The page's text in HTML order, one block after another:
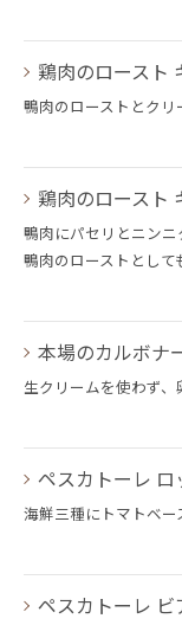
鶏肉のロースト
鴨肉のローストとクリ
鶏肉のロースト
鴨肉にパセリとニンニ
鴨肉のローストとして
本場のカルボナ
生クリームを使わず、
ペスカトーレ
海鮮三種にトマトベー
ペスカトーレ ビ